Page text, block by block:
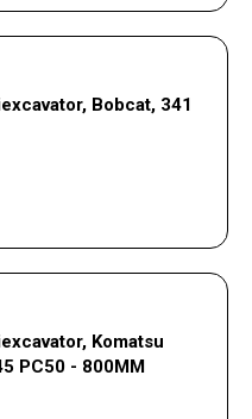
Bobcat, 341
Komatsu
PC50 - 800MM